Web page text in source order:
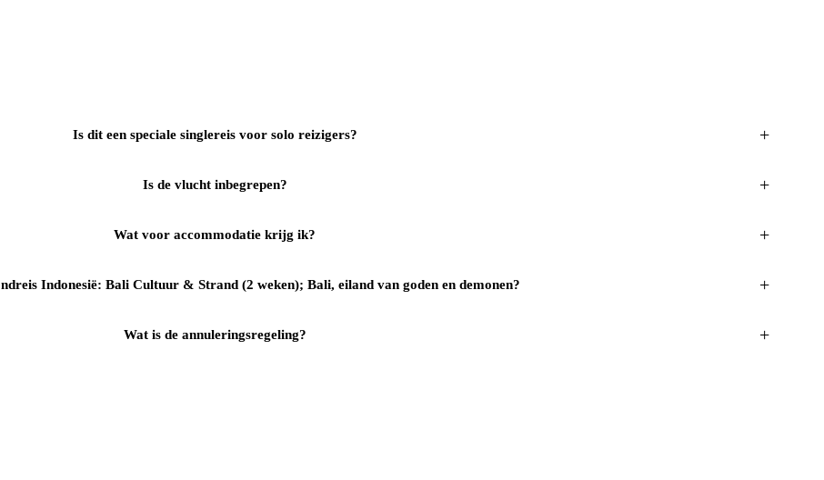
Is dit een speciale singlereis voor solo reizigers? +
Is de vlucht inbegrepen? +
Wat voor accommodatie krijg ik? +
Indonesië: Bali Cultuur & Strand (2 weken); Bali, eiland van goden en demonen? +
Wat is de annuleringsregeling? +